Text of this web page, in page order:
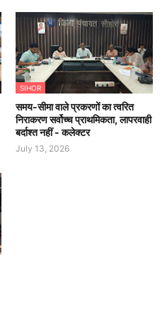
SIHOR
समय-सीमा वाले प्रकरणों का त्वरित
निराकरण सर्वोच्च प्राथमिकता, लापरवाही
बर्दाश्त नहीं - कलेक्टर
July 13, 2026